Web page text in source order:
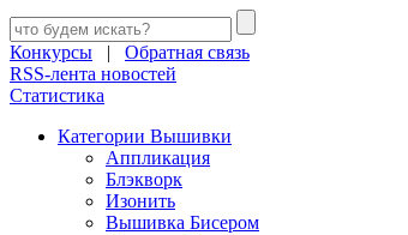
Конкурсы | Обратная связь
RSS-лента новостей
Статистика
Категории Вышивки
Аппликация
Блэкворк
Изонить
Вышивка Бисером